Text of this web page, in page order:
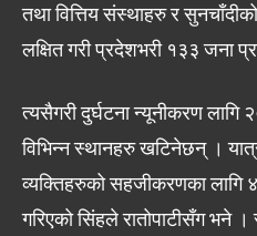
तथा वित्तिय संस्थाहरु र
लक्षित गरी प्रदेशभरी १३३ जना
त्यसैगरी दुर्घटना न्यूनीकरण लागि
विभिन्न स्थानहरु खटिनेछन् ।
व्यक्तिहरुको सहजीकरणका लागि
गरिएको सिंहले रातोपाटीसँग भने